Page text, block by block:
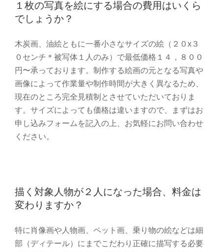
１枚の写真を絵にする場合の費用はいくら
でしょうか？
木炭画、油絵ともに一番小さなサイズの絵（２０x３
０センチ＊被写体１人のみ）で最低価格１４，８００
円〜承っております。制作する絵画の元となる写真や
画像によって作業量や制作時間が大きく異なるため、
現在のところ完全見積制とさせていただいておりま
す。サイズによっても価格は違いますので、まずはお
申し込みフォームを記入の上、お気軽にお問い合わせ
ください。
描く対象人物が２人になった場合、料金は
変わりますか？
特に肖像画や人物画、ペット画、乗り物の絵などは細
部（ディテール）にまでこだわり正確に描写する必要